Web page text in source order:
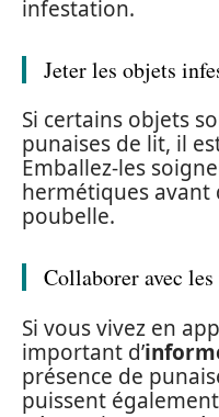
infestation.
Jeter les objets
Si certains objets
punaises de lit, il
Emballez-les
hermétiques avant
poubelle.
Collaborer avec
Si vous vivez en
important d’
présence de
puissent